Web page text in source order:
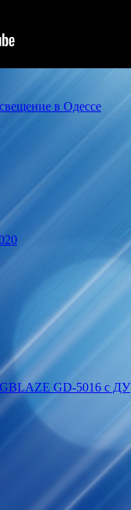
в Одессе
GD-5016 c ДУ